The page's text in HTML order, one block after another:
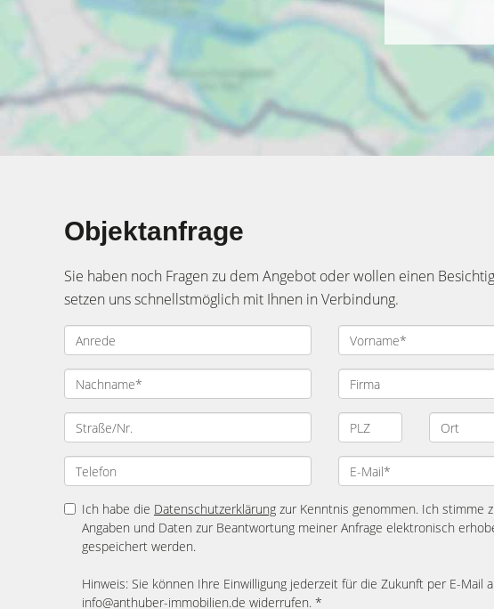
Objektanfrage
Sie haben noch Fragen zu dem Angebot oder wollen einen
setzen uns schnellstmöglich mit Ihnen in Verbindung.
Ich habe die Datenschutzerklärung zur Kenntnis genommen. Ich stimme
Angaben und Daten zur Beantwortung meiner Anfrage elektronisch
gespeichert werden.
Hinweis: Sie können Ihre Einwilligung jederzeit für die Zukunft per E-Mail
info@anthuber-immobilien.de widerrufen. *